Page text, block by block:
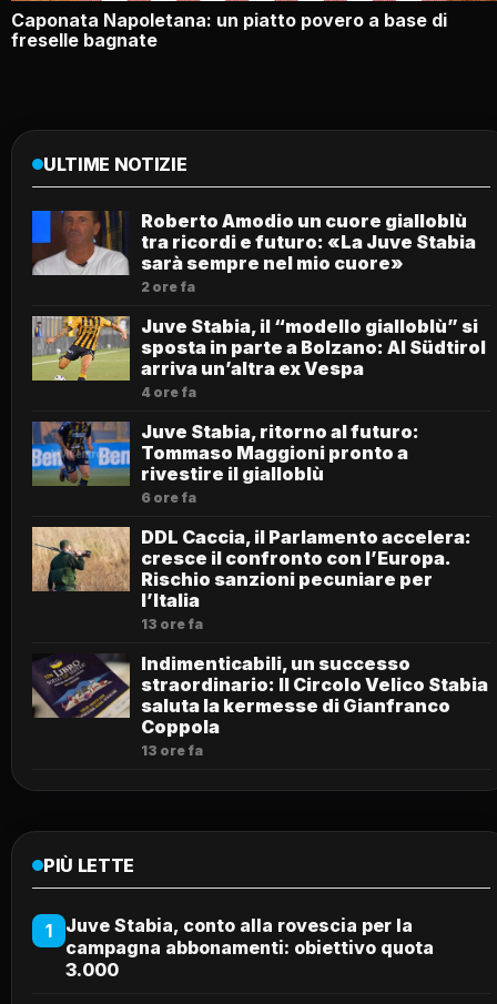
Caponata Napoletana: un piatto povero a base di
freselle bagnate
ULTIME NOTIZIE
Roberto Amodio un cuore gialloblù
tra ricordi e futuro: «La Juve Stabia
sarà sempre nel mio cuore»
2 ore fa
Juve Stabia, il “modello gialloblù” si
sposta in parte a Bolzano: Al Südtirol
arriva un’altra ex Vespa
4 ore fa
Juve Stabia, ritorno al futuro:
Tommaso Maggioni pronto a
rivestire il gialloblù
6 ore fa
DDL Caccia, il Parlamento accelera:
cresce il confronto con l’Europa.
Rischio sanzioni pecuniare per
l’Italia
13 ore fa
Indimenticabili, un successo
straordinario: Il Circolo Velico Stabia
saluta la kermesse di Gianfranco
Coppola
13 ore fa
PIÙ LETTE
1
Juve Stabia, conto alla rovescia per la
campagna abbonamenti: obiettivo quota
3.000